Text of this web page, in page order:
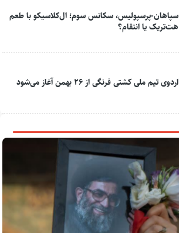
سپاهان-پرسپولیس، سکانس سوم؛ ال‌کلاسیکو با طعم
هت‌تریک یا انتقام؟
اردوی تیم ملی کشتی فرنگی از ۲۶ بهمن آغاز می‌شود